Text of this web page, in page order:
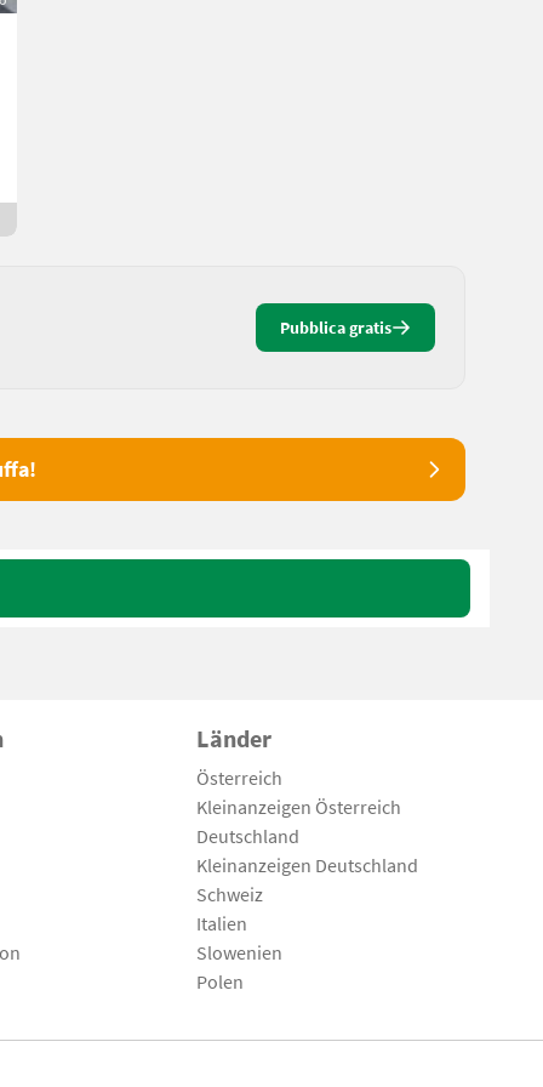
Pubblica gratis
Länder
Österreich
Kleinanzeigen Österreich
Deutschland
Kleinanzeigen Deutschland
Schweiz
Italien
Slowenien
Polen